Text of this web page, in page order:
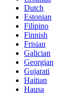
Dutch
Estonian
Filipino
Finnish
Frisian
Galician
Georgian
Gujarati
Haitian
Hausa